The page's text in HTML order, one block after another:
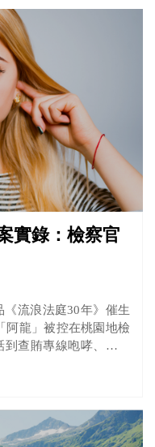
實錄：檢察官
流浪法庭30年》催生
阿龍」被控在桃園地檢
查賄專線咆哮、或謾